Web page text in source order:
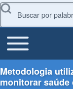
Buscar
Main Menu
Toggle main menu
Metodologia
monitorar saúde